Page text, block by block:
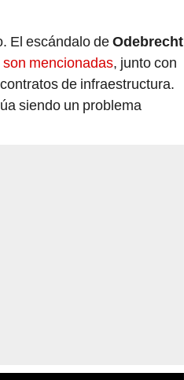
El escándalo deOdebrecht
mencionadas, junto con
de infraestructura.
siendo un problema